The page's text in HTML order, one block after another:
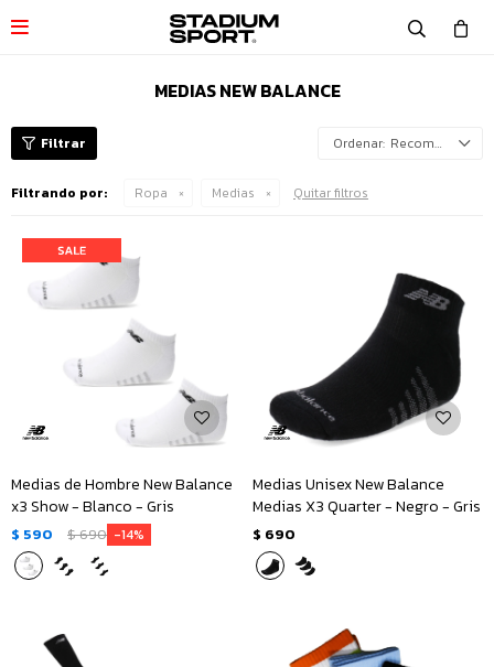

MEDIAS NEW BALANCE
Recomendados
Filtrando por: Ropa Medias Quitar filtros
Medias de Hombre New Balance
x3 Show - Blanco - Gris
$ 590 $690 14
Medias Unisex New Balance
Medias X3 Quarter - Negro - Gris
$ 690